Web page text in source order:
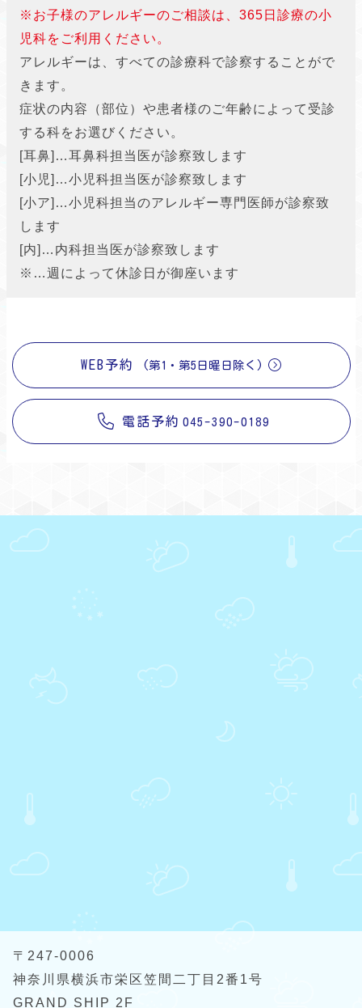
※お子様のアレルギーのご相談は、365日診療の小
児科をご利用ください。
アレルギーは、すべての診療科で診察することがで
きます。
症状の内容（部位）や患者様のご年齢によって受診
する科をお選びください。
[耳鼻]…耳鼻科担当医が診察致します
[小児]…小児科担当医が診察致します
[小ア]…小児科担当のアレルギー専門医師が診察致
します
[内]…内科担当医が診察致します
※…週によって休診日が御座います
WEB予約 (第1・第5日曜日除く)
電話予約 045-390-0189
〒247-0006
神奈川県横浜市栄区笠間二丁目2番1号
GRAND SHIP 2F